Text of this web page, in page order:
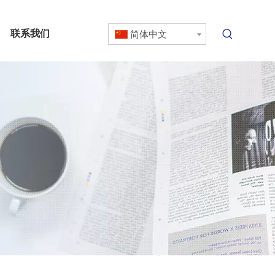
联系我们 简体中文